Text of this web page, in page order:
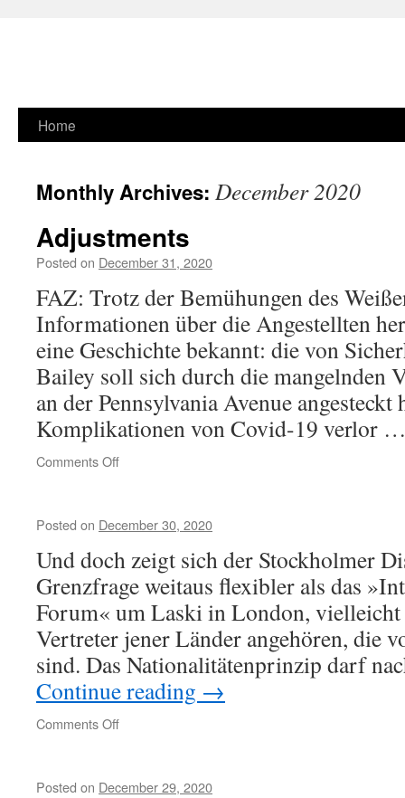
Skip
content
Home
Monthly Archives: December 2020
Adjustments
Posted on December 31, 2020
FAZ: Trotz der Bemühungen des
Informationen über die Angestellten
eine Geschichte bekannt: die von
Bailey soll sich durch die mangelnden
an der Pennsylvania Avenue angesteckt
Komplikationen von Covid-19 verlor
Comments Offon
Posted on December 30, 2020
Und doch zeigt sich der Stockholmer
Grenzfrage weitaus flexibler als das
Forum« um Laski in London,
Vertreter jener Länder angehören, die
sind. Das Nationalitätenprinzip darf
Continue reading →
Comments Offon
Posted on December 29, 2020